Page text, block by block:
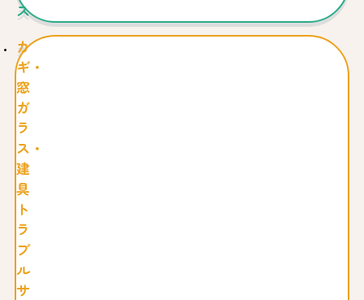
ス
カ
ギ・
窓
ガ
ラ
ス・
建
具
ト
ラ
ブ
ル
サ